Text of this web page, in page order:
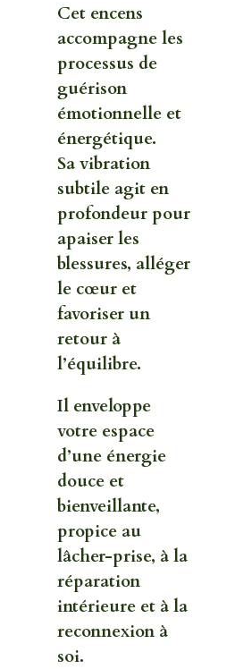
Cet encens
accompagne les
processus de
guérison
émotionnelle et
énergétique.
Sa vibration
subtile agit en
profondeur pour
apaiser les
blessures, alléger
le cœur et
favoriser un
retour à
l’équilibre.
Il enveloppe
votre espace
d’une énergie
douce et
bienveillante,
propice au
lâcher-prise, à la
réparation
intérieure et à la
reconnexion à
soi.